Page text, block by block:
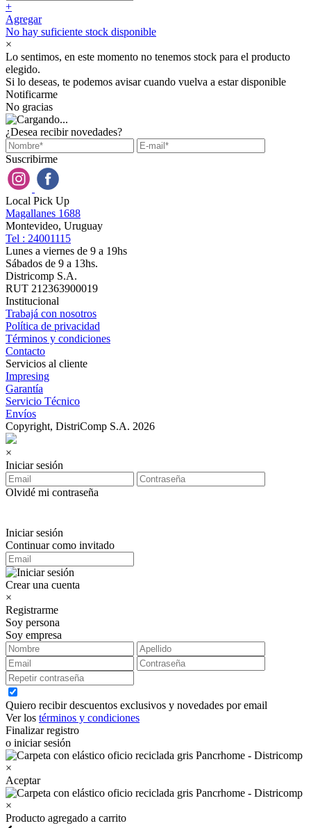
+
Agregar
No hay suficiente stock disponible
×
Lo sentimos, en este momento no tenemos stock para el producto
elegido.
Si lo deseas, te podemos avisar cuando vuelva a estar disponible
Notificarme
No gracias
¿Desea recibir novedades?
Suscribirme
Local Pick Up
Magallanes 1688
Montevideo, Uruguay
Tel : 24001115
Lunes a viernes de 9 a 19hs
Sábados de 9 a 13hs.
Districomp S.A.
RUT 212363900019
Institucional
Trabajá con nosotros
Política de privacidad
Términos y condiciones
Contacto
Servicios al cliente
Impresing
Garantía
Servicio Técnico
Envíos
Copyright, DistriComp S.A. 2026
×
Iniciar sesión
Olvidé mi contraseña
Iniciar sesión
Continuar como invitado
Crear una cuenta
×
Registrarme
Soy persona
Soy empresa
Quiero recibir descuentos exclusivos y novedades por email
Ver los términos y condiciones
Finalizar registro
o iniciar sesión
×
Aceptar
×
Producto agregado a carrito